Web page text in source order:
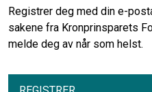
Registrer deg med din e-
sakene fra Kronprinsparets
melde deg av når som helst.